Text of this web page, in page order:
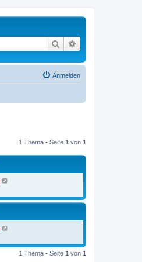
Suche
Anmelden
1 Thema • Seite 1 von 1
1 Thema • Seite 1 von 1